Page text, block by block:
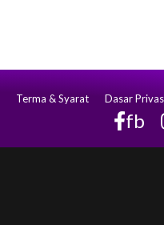
Terma & Syarat Dasar
fb